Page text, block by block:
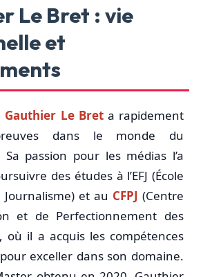
Le Bret : vie
et
Gauthier Le Breta rapidement
dans le monde du
Sa passion pour les médias l’a
des études à l’EFJ (École
et au CFPJ (Centre
et de Perfectionnement des
où il a acquis les compétences
exceller dans son domaine.